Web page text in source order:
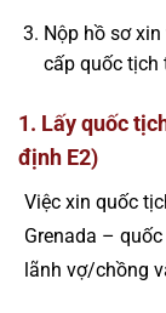
Nộp hồ sơ
cấp quốc tịch
1. Lấy quốc
định E2)
Việc xin quốc
Grenada –
lãnh vợ/chồng